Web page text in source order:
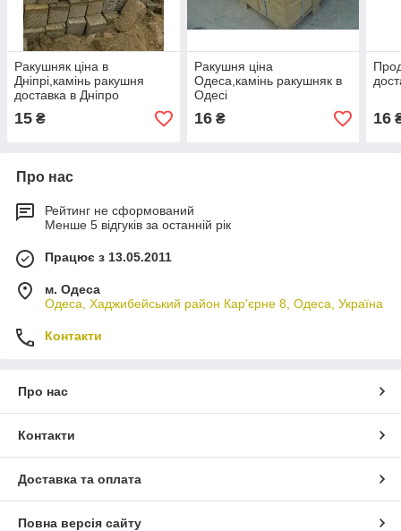
Ракушняк ціна в
Дніпрі,камінь ракушня
доставка в Дніпро
15 ₴
Ракушня ціна
Одеса,камінь ракушняк в
Одесі
16₴ 16
Про нас
Рейтинг не сформований
Менше 5 відгуків за останній рік
Працює з 13.05.2011
м. Одеса
Одеса, Хаджибейський район Кар'єрне 8, Одеса, Україна
Контакти
Про нас
Контакти
Доставка та оплата
Повна версія сайту